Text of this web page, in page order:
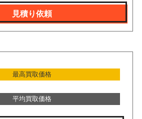
見積り依頼
最高買取価格
平均買取価格